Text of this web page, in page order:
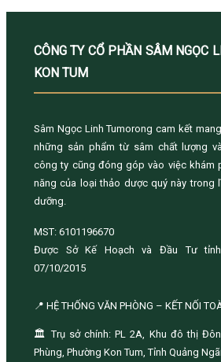
CÔNG TY CỔ PHẦN SÂM NGỌC
KON TUM
Sâm Ngọc Linh Tumorong cam kết
những sản phẩm từ sâm chất lượng
công ty cũng đóng góp vào việc khám
năng của loại thảo dược quý này trong
dưỡng.
MST: 6101196670
Được Sở Kế Hoạch và Đầu Tư
07/10/2015
📍 HỆ THỐNG VĂN PHÒNG – KẾT NỐI
🏛️ Trụ sở chính: PL 2A, Khu đô thị
Phùng, Phường Kon Tum, Tỉnh Quảng